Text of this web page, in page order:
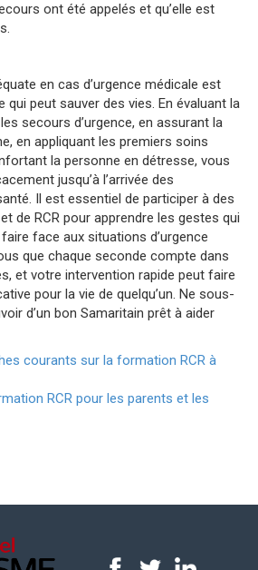
ont été appelés et qu’elle est
en cas d’urgence médicale est
qui peut sauver des vies. En évaluant la
secours d’urgence, en assurant la
en appliquant les premiers soins
la personne en détresse, vous
jusqu’à l’arrivée des
Il est essentiel de participer à des
de RCR pour apprendre les gestes qui
face aux situations d’urgence
que chaque seconde compte dans
et votre intervention rapide peut faire
pour la vie de quelqu’un. Ne sous-
d’un bon Samaritain prêt à aider
courants sur la formation RCR à
RCR pour les parents et les